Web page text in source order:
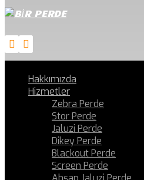
Hakkımızda
Hizmetler
Zebra Perde
Stor Perde
Jaluzi Perde
Dikey Perde
Blackout Perde
Screen Perde